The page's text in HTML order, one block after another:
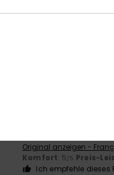
Ich empfehle dieses
Original anzeigen -
Komfort: 5/5 Preis-
Ich empfehle dieses